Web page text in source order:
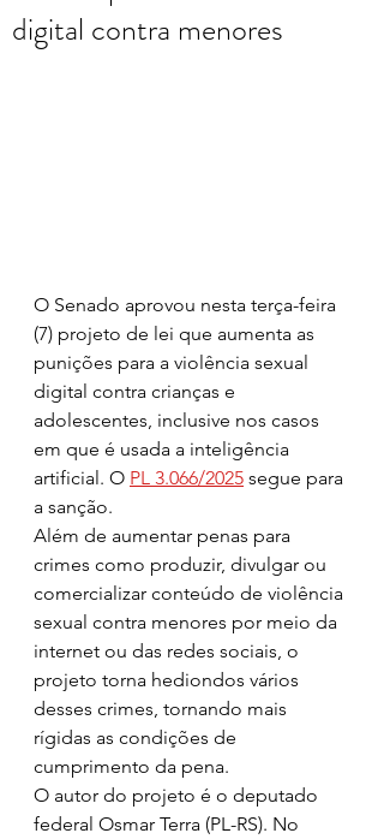
digital contra menores
O Senado aprovou nesta terça-feira
(7) projeto de lei que aumenta as
punições para a violência sexual
digital contra crianças e
adolescentes, inclusive nos casos
em que é usada a inteligência
artificial. O PL 3.066/2025 segue para
a sanção.
Além de aumentar penas para
crimes como produzir, divulgar ou
comercializar conteúdo de violência
sexual contra menores por meio da
internet ou das redes sociais, o
projeto torna hediondos vários
desses crimes, tornando mais
rígidas as condições de
cumprimento da pena.
O autor do projeto é o deputado
federal Osmar Terra (PL-RS). No